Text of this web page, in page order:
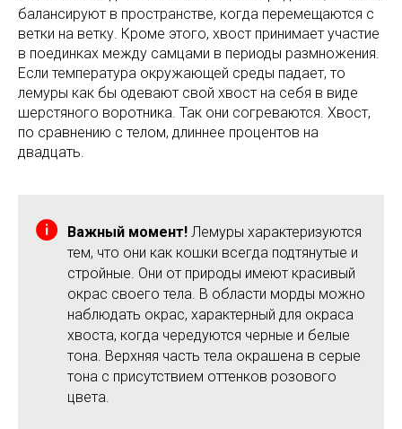
балансируют в пространстве, когда перемещаются с
ветки на ветку. Кроме этого, хвост принимает участие
в поединках между самцами в периоды размножения.
Если температура окружающей среды падает, то
лемуры как бы одевают свой хвост на себя в виде
шерстяного воротника. Так они согреваются. Хвост,
по сравнению с телом, длиннее процентов на
двадцать.
Важный момент! Лемуры характеризуются
тем, что они как кошки всегда подтянутые и
стройные. Они от природы имеют красивый
окрас своего тела. В области морды можно
наблюдать окрас, характерный для окраса
хвоста, когда чередуются черные и белые
тона. Верхняя часть тела окрашена в серые
тона с присутствием оттенков розового
цвета.